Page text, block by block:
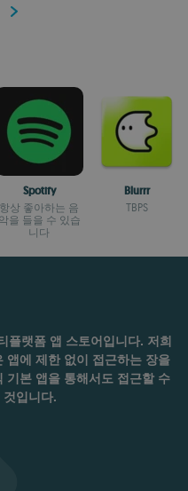
Spotify
항상 좋아하는 음
악을 들을 수 있습
니다
Blurrr
TBPS
랫폼 앱 스토어입니다. 저희
앱에 제한 없이 접근하는 장을
기본 앱을 통해서도 접근할 수
입니다.